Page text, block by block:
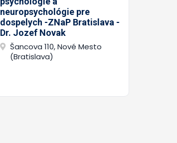
neuropsychológie pre
dospelych -ZNaP Bratislava -
Dr. Jozef Novak
Šancova 110, Nové Mesto
(Bratislava)